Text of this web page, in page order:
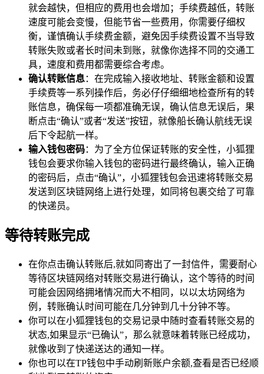
就会越快，但相应的费用也会增加；手续费越低，转账
速度可能会变慢，但能节省一些费用，你需要仔细权
衡，谨慎确认手续费金额，避免因手续费设置不当导致
转账失败或者长时间未到账，就像你选择不同的交通工
具，速度和费用都需要综合考虑。
确认转账信息：在完成输入接收地址、转账金额和设置
手续费等一系列操作后，务必仔仔细细地检查所有的转
账信息，确保每一项都准确无误，确认信息无误后，果
断点击“确认”或者“发送”按钮，就像船长确认航线无误
后下令起航一样。
输入钱包密码：为了全方位保证转账的安全性，小狐狸
钱包会要求你输入钱包的密码进行最终确认，输入正确
的密码后，点击“确认”，小狐狸钱包会迅速将转账交易
发送到区块链网络上进行处理，如同将包裹交给了可靠
的快递员。
等待转账完成
在你点击确认转账后,就如同寄出了一封信件，需要耐心
等待区块链网络对转账交易进行确认，这个等待的时间
可能会因网络拥堵情况而大不相同，以以太坊网络为
例，转账确认时间可能在几分钟到几十分钟不等。
你可以在小狐狸钱包的交易记录中随时查看转账交易的
状态,如果显示“已确认”，那么就意味着转账已经成功，
就像收到了快递送达的通知一样。
你也可以在TP钱包中手动刷新账户余额,查看是否已经顺